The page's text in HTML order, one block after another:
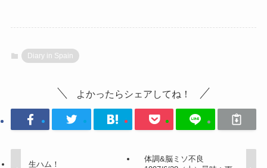
Diary in Spain
よかったらシェアしてね！
生ハム！
体調&脳ミソ不良